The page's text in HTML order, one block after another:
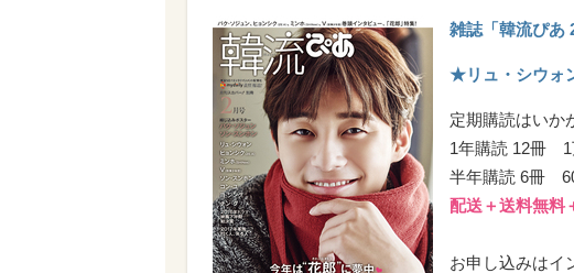
雑誌「韓流ぴあ
★リュ・シウォ
定期購読はいか
1年購読 12冊 1
半年購読 6冊
配送＋送料無料
お申し込みはイ